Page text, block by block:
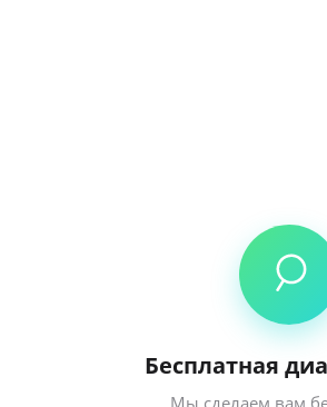
Бесплатная
Мы сделаем вам